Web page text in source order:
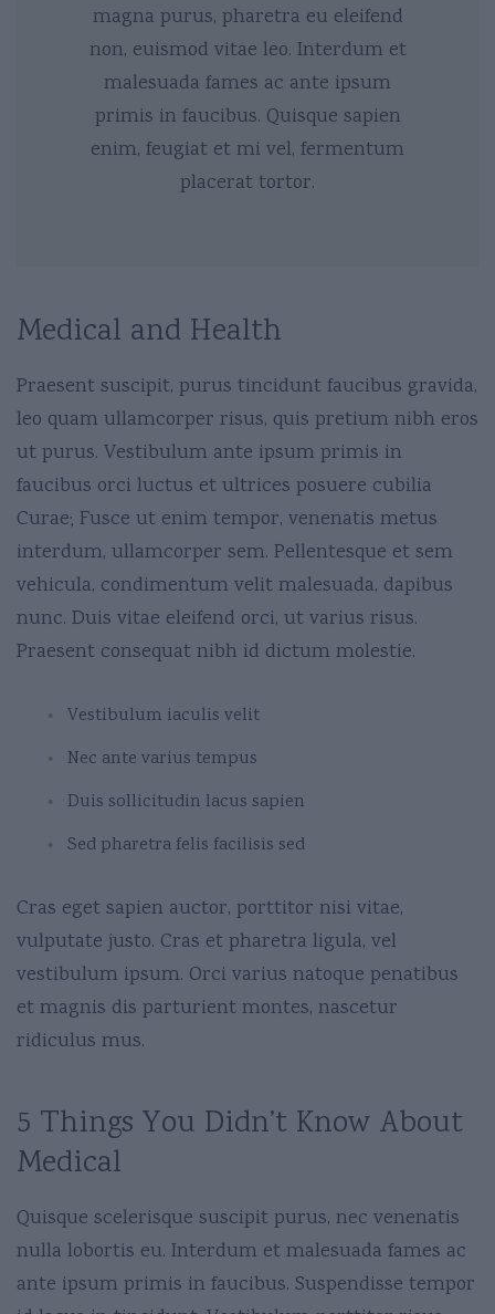
magna purus, pharetra eu eleifend
non, euismod vitae leo. Interdum et
malesuada fames ac ante ipsum
primis in faucibus. Quisque sapien
enim, feugiat et mi vel, fermentum
placerat tortor.
Medical and Health
Praesent suscipit, purus tincidunt faucibus gravida,
leo quam ullamcorper risus, quis pretium nibh eros
ut purus. Vestibulum ante ipsum primis in
faucibus orci luctus et ultrices posuere cubilia
Curae; Fusce ut enim tempor, venenatis metus
interdum, ullamcorper sem. Pellentesque et sem
vehicula, condimentum velit malesuada, dapibus
nunc. Duis vitae eleifend orci, ut varius risus.
Praesent consequat nibh id dictum molestie.
Vestibulum iaculis velit
Nec ante varius tempus
Duis sollicitudin lacus sapien
Sed pharetra felis facilisis sed
Cras eget sapien auctor, porttitor nisi vitae,
vulputate justo. Cras et pharetra ligula, vel
vestibulum ipsum. Orci varius natoque penatibus
et magnis dis parturient montes, nascetur
ridiculus mus.
5 Things You Didn’t Know About
Medical
Quisque scelerisque suscipit purus, nec venenatis
nulla lobortis eu. Interdum et malesuada fames ac
ante ipsum primis in faucibus. Suspendisse tempor